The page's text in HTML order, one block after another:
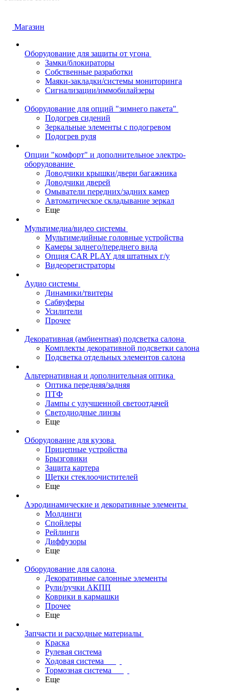
Магазин
Оборудование для защиты от угона
Замки/блокираторы
Собственные разработки
Маяки-закладки/системы мониторинга
Сигнализации/иммобилайзеры
Оборудование для опций "зимнего пакета"
Подогрев сидений
Зеркальные элементы с подогревом
Подогрев руля
Опции "комфорт" и дополнительное электро-
оборудование
Доводчики крышки/двери багажника
Доводчики дверей
Омыватели передних/задних камер
Автоматическое складывание зеркал
Еще
Мультимедиа/видео системы
Мультимедийные головные устройства
Камеры заднего/переднего вида
Опция CAR PLAY для штатных г/у
Видеорегистраторы
Аудио системы
Динамики/твитеры
Сабвуферы
Усилители
Прочее
Декоративная (амбиентная) подсветка салона
Комплекты декоративной подсветки салона
Подсветка отдельных элементов салона
Альтернативная и дополнительная оптика
Оптика передняя/задняя
ПТФ
Лампы с улучшенной светоотдачей
Светодиодные линзы
Еще
Оборудование для кузова
Прицепные устройства
Брызговики
Защита картера
Щетки стеклоочистителей
Еще
Аэродинамические и декоративные элементы
Молдинги
Спойлеры
Рейлинги
Диффузоры
Еще
Оборудование для салона
Декоративные салонные элементы
Рули/ручки АКПП
Коврики в кармашки
Прочее
Еще
Запчасти и расходные материалы
Краска
Рулевая система
Ходовая система
Тормозная система
Еще